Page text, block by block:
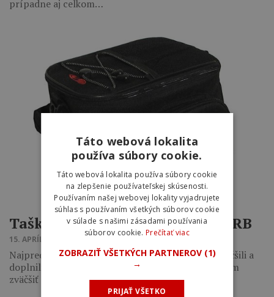
prípadne aj celkom…
Tašky na nosič SLOGER EXP & RB
15. APRÍLA 2015 18:57
Najpredávanejší model MTB tašky sme trochu zväčšili a
doplnili o menšiu verziu. Model EXP je možné objem
zväčšiť ešte o…
Táto webová lokalita
používa súbory cookie.
Táto webová lokalita používa súbory cookie
na zlepšenie používateľskej skúsenosti.
Používaním našej webovej lokality vyjadrujete
súhlas s používaním všetkých súborov cookie
v súlade s našimi zásadami používania
súborov cookie. Prečítať viac
ZOBRAZIŤ VŠETKÝCH PARTNEROV (1)
→
PRIJAŤ VŠETKO